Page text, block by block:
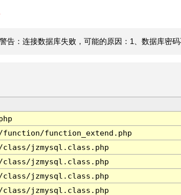
告：连接数据库失败，可能的原因：1、数据库密码
function/function_extend.php
class/jzmysql.class.php
class/jzmysql.class.php
class/jzmysql.class.php
class/jzmysql.class.php